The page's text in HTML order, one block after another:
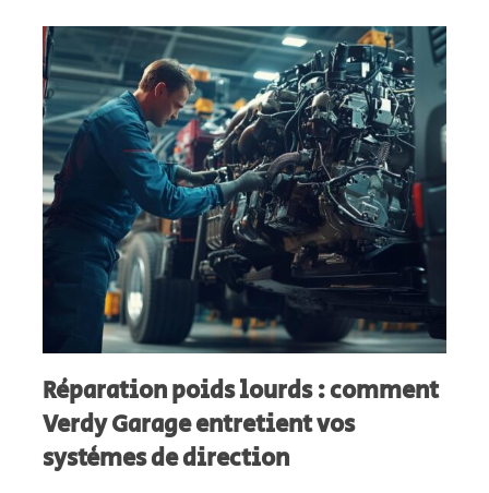
Réparation poids lourds : comment
Verdy Garage entretient vos
systèmes de direction